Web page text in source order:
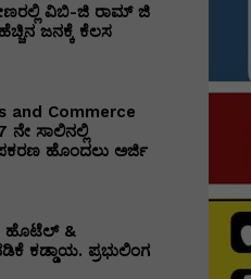
ವಿಬಿ-ಜಿ ರಾಮ್ ಜಿ
ಜನಕ್ಕೆ ಕೆಲಸ
and Commerce
ಸಾಲಿನಲ್ಲಿ
ಹೊಂದಲು ಅರ್ಜಿ
ಹೊಟೆಲ್ &
ಕಡ್ಡಾಯ. ಪ್ರಭುಲಿಂಗ